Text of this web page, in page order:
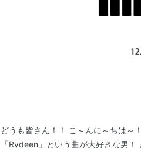
どうも皆さん！！ こ～んに～ちは～
「Rydeen」という曲が大好きな男